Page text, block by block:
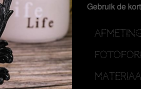
Gebruik de
AFMETING